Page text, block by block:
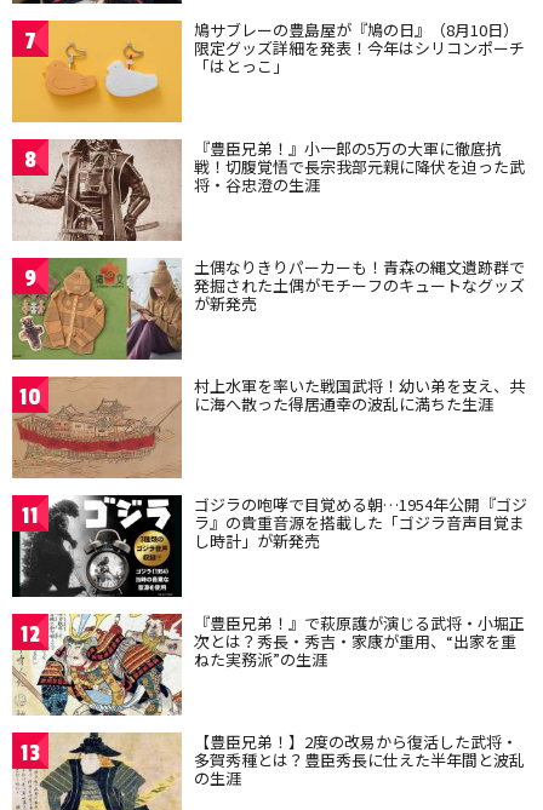
7 鳩サブレーの豊島屋が『鳩の日』（8月10日）
限定グッズ詳細を発表！今年はシリコンポーチ
「はとっこ」
8 『豊臣兄弟！』小一郎の5万の大軍に徹底抗
戦！切腹覚悟で長宗我部元親に降伏を迫った武
将・谷忠澄の生涯
9 土偶なりきりパーカーも！青森の縄文遺跡群で
発掘された土偶がモチーフのキュートなグッズ
が新発売
10 村上水軍を率いた戦国武将！幼い弟を支え、共
に海へ散った得居通幸の波乱に満ちた生涯
11 ゴジラの咆哮で目覚める朝…1954年公開『ゴジ
ラ』の貴重音源を搭載した「ゴジラ音声目覚ま
し時計」が新発売
12 『豊臣兄弟！』で萩原護が演じる武将・小堀正
次とは？秀長・秀吉・家康が重用、“出家を重
ねた実務派”の生涯
13 【豊臣兄弟！】2度の改易から復活した武将・
多賀秀種とは？豊臣秀長に仕えた半年間と波乱
の生涯